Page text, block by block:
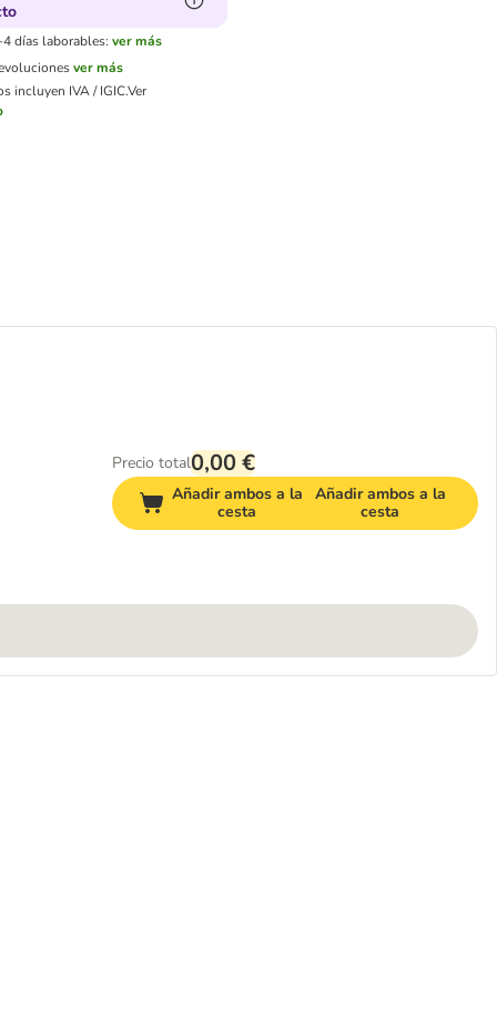
días laborables: ver más
ver más
incluyen IVA / IGIC.Ver
Precio total0,00 €
Añadir ambos a la
cesta
Añadir ambos a la
cesta